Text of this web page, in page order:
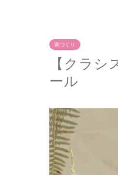
家づくり
【クラ
ール